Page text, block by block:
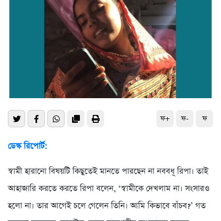
ফ+ ফ- ফ
ডেস্ক রিপোর্ট:
স্বামী হারানো বিষয়টি কিছুতেই মানতে পারছেন না নববধূ রিপা। তাই
আহাজারি করতে করতে রিপা বলেন, ‘স্বামীকে দেখলাম না। সংসারও
হলো না। তার আগেই চলে গেলেন তিনি। আমি কিভাবে বাঁচব?’ গত